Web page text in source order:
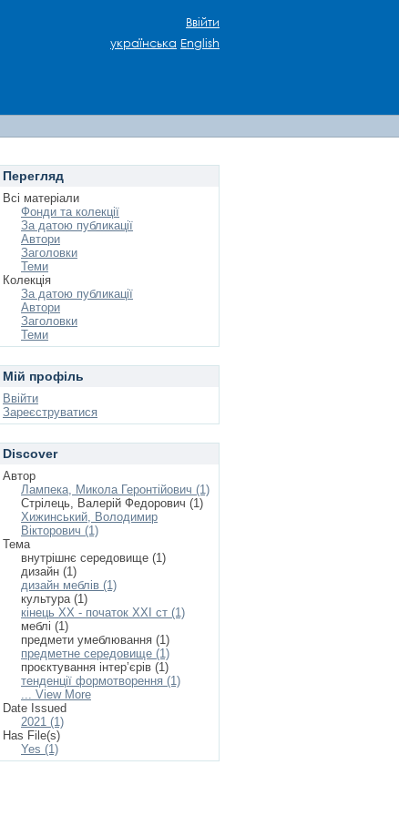
Ввійти
українська English
Перегляд
Всі матеріали
Фонди та колекції
За датою публикації
Автори
Заголовки
Теми
Колекція
За датою публикації
Автори
Заголовки
Теми
Мій профіль
Ввійти
Зареєструватися
Discover
Автор
Лампека, Микола Геронтійович (1)
Стрілець, Валерій Федорович (1)
Хижинський, Володимир
Вікторович (1)
Тема
внутрішнє середовище (1)
дизайн (1)
дизайн меблів (1)
культура (1)
кінець ХХ - початок ХХІ ст (1)
меблі (1)
предмети умеблювання (1)
предметне середовище (1)
проєктування інтер’єрів (1)
тенденції формотворення (1)
... View More
Date Issued
2021 (1)
Has File(s)
Yes (1)